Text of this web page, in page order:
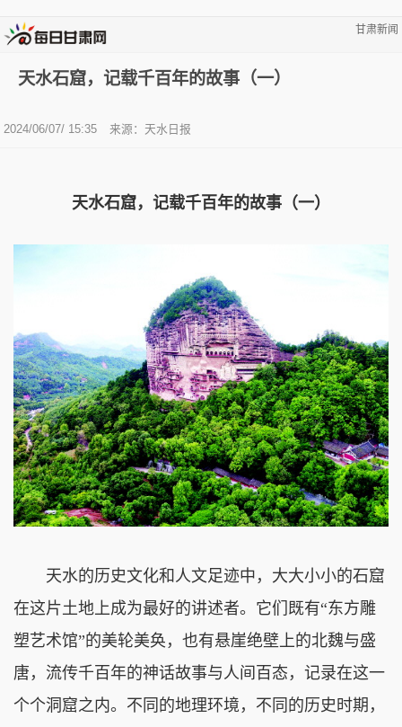
甘肃新闻
天水石窟，记载千百年的故事（一）
2024/06/07/ 15:35 来源：天水日报
天水石窟，记载千百年的故事（一）
天水的历史文化和人文足迹中，大大小小的石窟
在这片土地上成为最好的讲述者。它们既有“东方雕
塑艺术馆”的美轮美奂，也有悬崖绝壁上的北魏与盛
唐，流传千百年的神话故事与人间百态，记录在这一
个个洞窟之内。不同的地理环境，不同的历史时期，